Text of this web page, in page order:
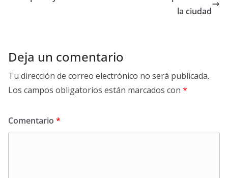
la ciudad
Deja un comentario
Tu dirección de correo electrónico no será publicada.
Los campos obligatorios están marcados con *
Comentario *